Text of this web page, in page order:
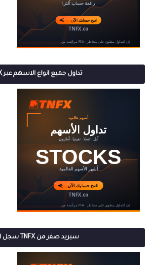
تداول جميع انواع الاسهم عبر TNFX
سبريد صفر من TNFX سجل الان